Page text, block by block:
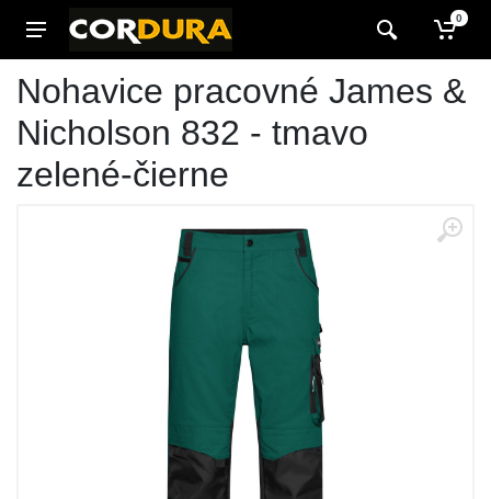
0
Nohavice pracovné James &
Nicholson 832 - tmavo
zelené-čierne